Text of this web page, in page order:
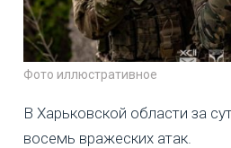
Фото иллюстративное
В Харьковской области за
восемь вражеских атак.